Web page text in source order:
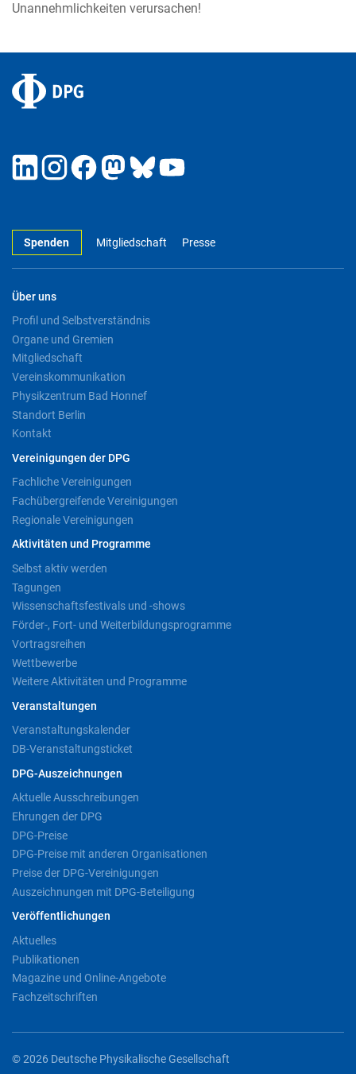
Unannehmlichkeiten verursachen!
Spenden Mitgliedschaft Presse
Über uns
Profil und Selbstverständnis
Organe und Gremien
Mitgliedschaft
Vereinskommunikation
Physikzentrum Bad Honnef
Standort Berlin
Kontakt
Vereinigungen der DPG
Fachliche Vereinigungen
Fachübergreifende Vereinigungen
Regionale Vereinigungen
Aktivitäten und Programme
Selbst aktiv werden
Tagungen
Wissenschaftsfestivals und -shows
Förder-, Fort- und Weiterbildungsprogramme
Vortragsreihen
Wettbewerbe
Weitere Aktivitäten und Programme
Veranstaltungen
Veranstaltungskalender
DB-Veranstaltungsticket
DPG-Auszeichnungen
Aktuelle Ausschreibungen
Ehrungen der DPG
DPG-Preise
DPG-Preise mit anderen Organisationen
Preise der DPG-Vereinigungen
Auszeichnungen mit DPG-Beteiligung
Veröffentlichungen
Aktuelles
Publikationen
Magazine und Online-Angebote
Fachzeitschriften
© 2026 Deutsche Physikalische Gesellschaft